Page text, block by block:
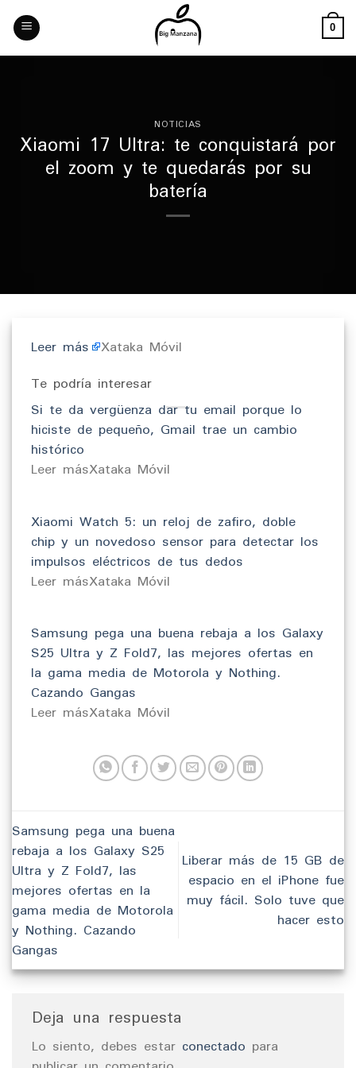
Skip
content
0
NOTICIAS
Xiaomi 17 Ultra: te conquistará por
el zoom y te quedarás por su
batería
Leer más Xataka Móvil
Te podría interesar
Si te da vergüenza dar tu email porque lo
hiciste de pequeño, Gmail trae un cambio
histórico
​Leer másXataka Móvil
Xiaomi Watch 5: un reloj de zafiro, doble
chip y un novedoso sensor para detectar los
impulsos eléctricos de tus dedos
​Leer másXataka Móvil
Samsung pega una buena rebaja a los Galaxy
S25 Ultra y Z Fold7, las mejores ofertas en
la gama media de Motorola y Nothing.
Cazando Gangas
​Leer másXataka Móvil
Samsung pega una buena
rebaja a los Galaxy S25
Ultra y Z Fold7, las
mejores ofertas en la
gama media de Motorola
y Nothing. Cazando
Gangas
Liberar más de 15 GB de
espacio en el iPhone fue
muy fácil. Solo tuve que
hacer esto
Deja una respuesta
Lo siento, debes estar conectado para